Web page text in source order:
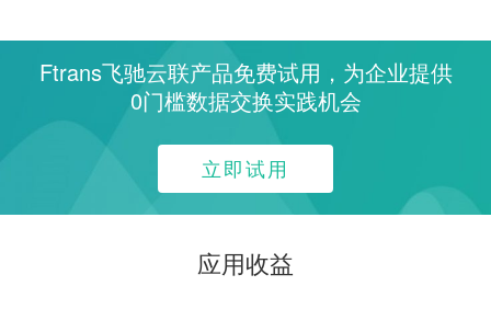
Ftrans飞驰云联产品免费试用，为企业提供
0门槛数据交换实践机会
立即试用
应用收益